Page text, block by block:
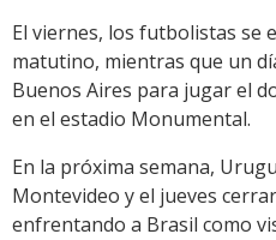
El viernes, los futbolistas se
matutino, mientras que un
Buenos Aires para jugar el
en el estadio Monumental.
En la próxima semana,
Montevideo y el jueves
enfrentando a Brasil como